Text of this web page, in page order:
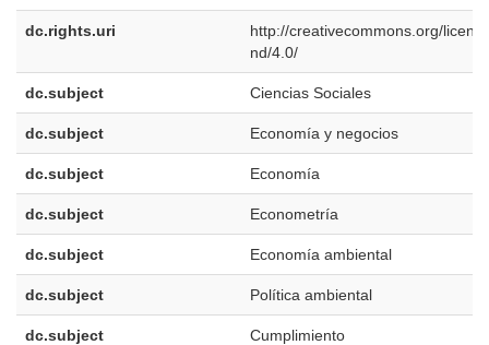
dc.rights.uri
http://creativecommons.org/
nd/4.0/
dc.subject Ciencias Sociales
dc.subject Economía y negocios
dc.subject Economía
dc.subject Econometría
dc.subject Economía ambiental
dc.subject Política ambiental
dc.subject Cumplimiento